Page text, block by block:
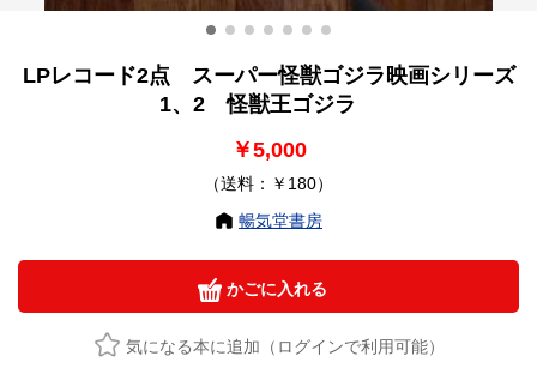
LPレコード2点 スーパー怪獣ゴジラ映画シリーズ
1、2 怪獣王ゴジラ
￥5,000
（送料：￥180）
暢気堂書房
かごに入れる
気になる本に追加（ログインで利用可能）